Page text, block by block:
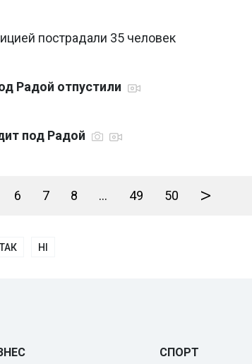
пострадали 35 человек
Радой отпустили
под Радой
6 7 8 ... 49 50 >
ТАК НІ
СПОРТ